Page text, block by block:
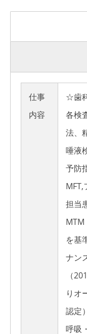
仕事
内容
☆歯
各検
法、
唾液
予防
MFT,
担当
を基
ナン
（
りオ
認定
呼吸